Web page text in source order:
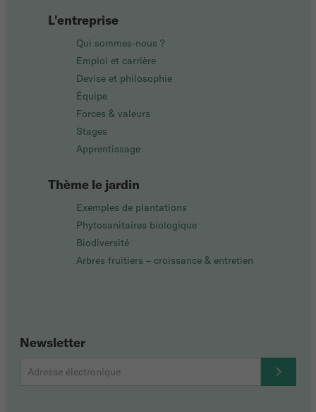
L'entreprise
Qui sommes-nous ?
Emploi et carrière
Devise et philosophie
Équipe
Forces & valeurs
Stages
Apprentissage
Thème le jardin
Exemples de plantations
Phytosanitaires biologique
Biodiversité
Arbres fruitiers – croissance & entretien
Newsletter